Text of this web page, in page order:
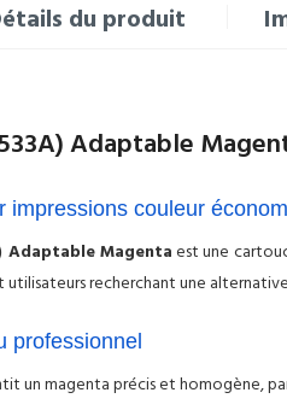
du produit
Adaptable
impressions couleur
Adaptable Magentaest une
utilisateurs recherchant une
professionnel
un magenta précis et homogène,